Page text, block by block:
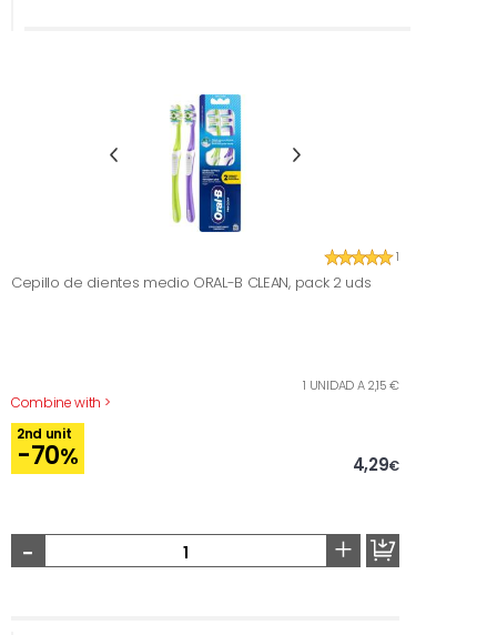
1
Cepillo de dientes medio ORAL-B CLEAN, pack 2 uds
Combine with >
1 UNIDAD A 2,15 €
2nd unit
-70% 4,29€
- +